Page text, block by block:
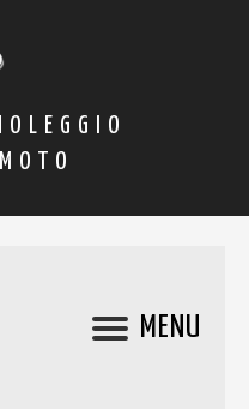
MENU